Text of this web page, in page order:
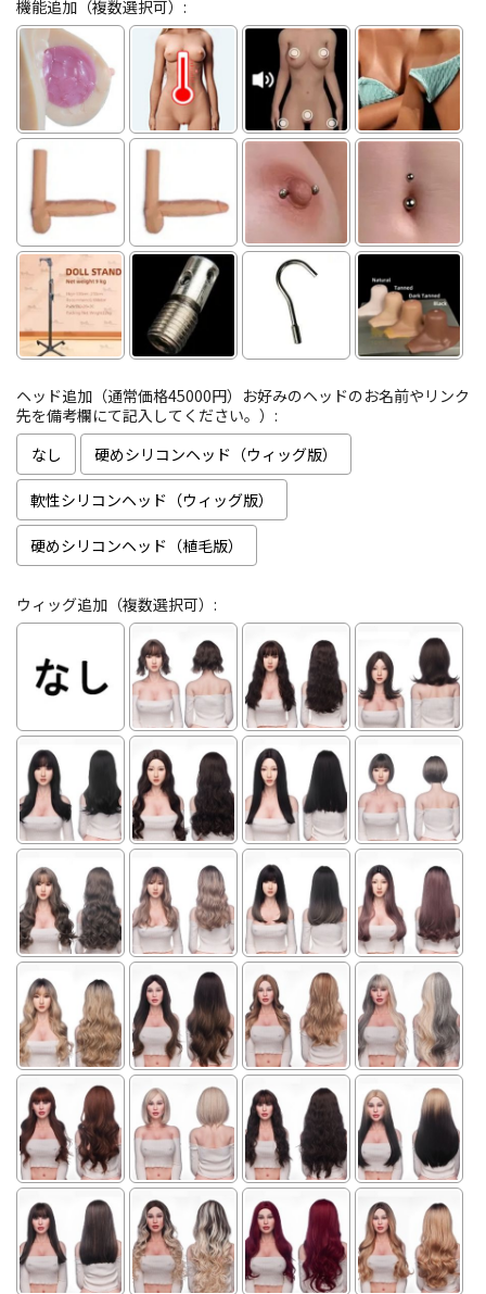
機能追加（複数選択可）:
ヘッド追加（通常価格45000円）お好みのヘッドのお名前やリンク
先を備考欄にて記入してください。）:
なし
硬めシリコンヘッド（ウィッグ版）
軟性シリコンヘッド（ウィッグ版）
硬めシリコンヘッド（植毛版）
ウィッグ追加（複数選択可）: